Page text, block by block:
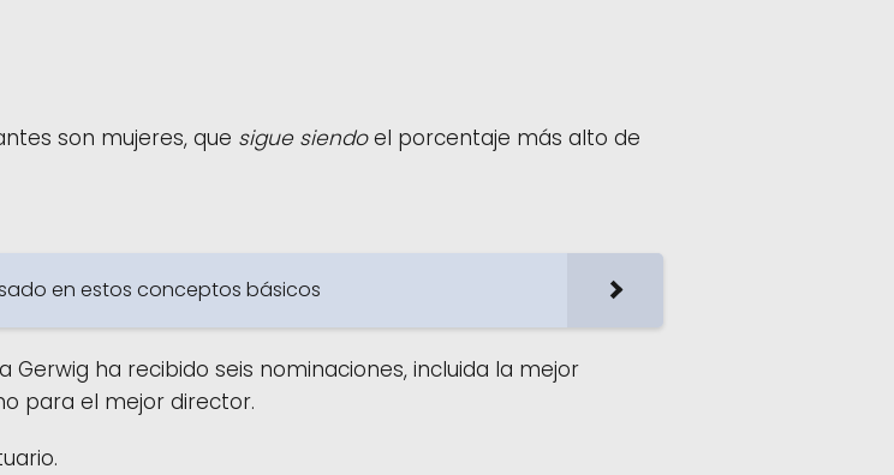
son mujeres, que sigue siendoel porcentaje más alto de
en estos conceptos básicos
Gerwig ha recibido seis nominaciones, incluida la mejor
para el mejor director.